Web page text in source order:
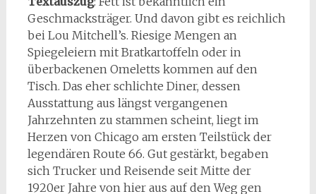
Geschmacksträger. Und davon gibt es reichlich
bei Lou Mitchell’s. Riesige Mengen an
Spiegeleiern mit Bratkartoffeln oder in
überbackenen Omeletts kommen auf den
Tisch. Das eher schlichte Diner, dessen
Ausstattung aus längst vergangenen
Jahrzehnten zu stammen scheint, liegt im
Herzen von Chicago am ersten Teilstück der
legendären Route 66. Gut gestärkt, begaben
sich Trucker und Reisende seit Mitte der
1920er Jahre von hier aus auf den Weg gen